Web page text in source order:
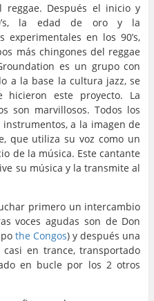
reggae. Después el inicio y
la edad de oro y la
experimentales en los 90’s,
más chingones del reggae
es un grupo con
a la base la cultura jazz, se
hicieron este proyecto. La
son marvillosos. Todos los
a la imagen de
que utiliza su voz como un
de la música. Este cantante
su música y la transmite al
primero un intercambio
voces agudas son de Don
the Congos) y después una
en trance, transportado
en bucle por los 2 otros